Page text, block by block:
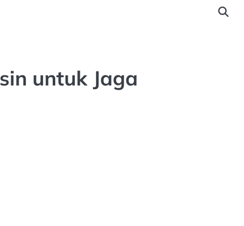
untuk Jaga